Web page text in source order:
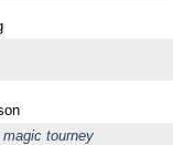
tourney